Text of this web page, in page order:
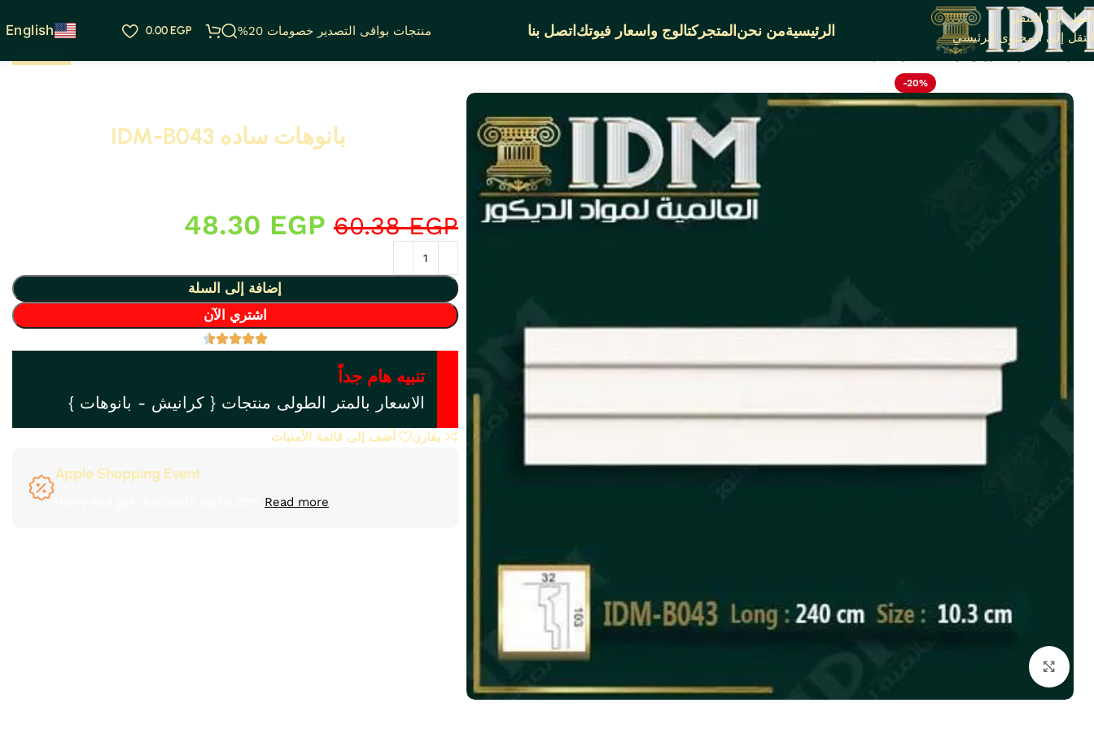
انتقل إلى التنقل
انتقل إلى المحتوى الرئيسي
الرئيسيةمن نحن المتجركتالوج واسعار فيوتك اتصل بنا منتجات بواقى التصدير خصومات 20% 0.00EGP
English
الرئيسية أقوى عروض بواقى تصدير خصم 20%
-20%
بانوهات ساده IDM-B043
60.38EGP
48.30 EGP
إضافة إلى السلة
اشتري الآن
تنبيه هام جداً
الاسعار بالمتر الطولى منتجات { كرانيش - بانوهات }
يقارن أضف إلى قائمة الأمنيات
Apple Shopping Event
Read more